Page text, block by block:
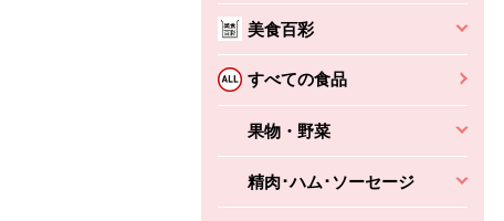
美食百彩
すべての食品
果物・野菜
精肉･ハム･ソーセージ